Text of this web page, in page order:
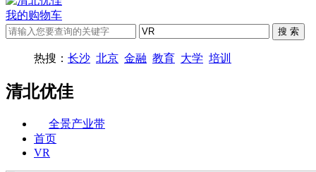
我的购物车
热搜： 长沙 北京 金融 教育 大学 培训
清北优佳
全景产业带
首页
VR